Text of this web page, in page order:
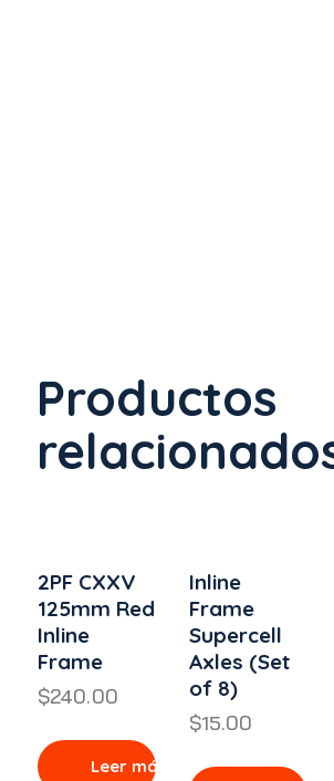
Productos
2PF CXXV
125mm Red
Inline
Frame
$240.00
Leer más
Inline
Frame
Supercell
Axles (Set
of 8)
$15.00